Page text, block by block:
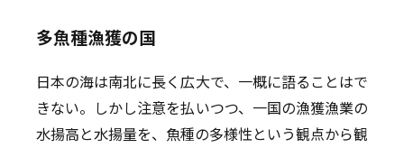
多魚種漁獲の国
日本の海は南北に長く広大で、一概に語ることはで
きない。しかし注意を払いつつ、一国の漁獲漁業の
水揚高と水揚量を、魚種の多様性という観点から観